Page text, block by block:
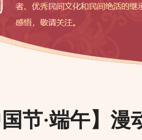
国节·端午】